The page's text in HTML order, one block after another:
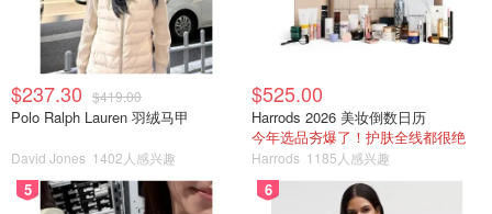
$237.30 $419.00
Polo Ralph Lauren 羽绒马甲
David Jones 1402人感兴趣
$525.00
Harrods 2026 美妆倒数日历
今年选品夯爆了！护肤全线都很绝
Harrods 1185人感兴趣
5 6